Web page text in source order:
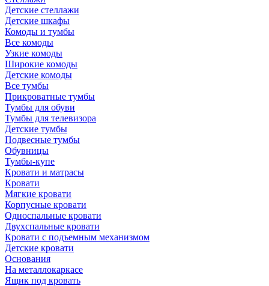
Детские стеллажи
Детские шкафы
Комоды и тумбы
Все комоды
Узкие комоды
Широкие комоды
Детские комоды
Все тумбы
Прикроватные тумбы
Тумбы для обуви
Тумбы для телевизора
Детские тумбы
Подвесные тумбы
Обувницы
Тумбы-купе
Кровати и матрасы
Кровати
Мягкие кровати
Корпусные кровати
Односпальные кровати
Двухспальные кровати
Кровати с подъемным механизмом
Детские кровати
Основания
На металлокаркасе
Ящик под кровать